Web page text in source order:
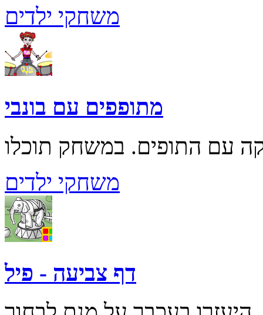
משחקי ילדים
מתופפים עם בונבי
משחקי ילדים
דף צביעה - פיל